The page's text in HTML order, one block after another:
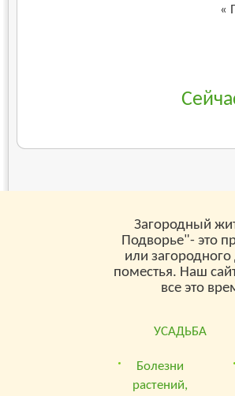
«
Загородный
Подворье"- это
или
поместья. Наш
все это
УСАДЬБА
Болезни
растений,